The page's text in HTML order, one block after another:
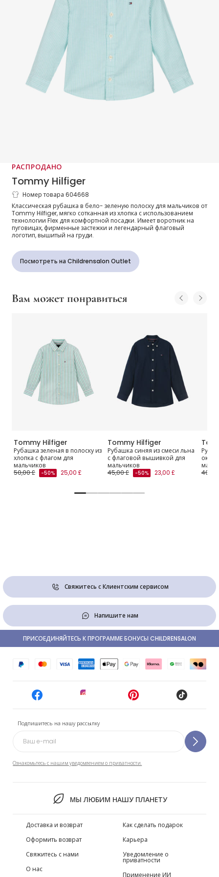
РАСПРОДАНО
Tommy Hilfiger
Рубашка из хлопка в бело-зеленую
полоску для мальчиков
Номер товара 604668
Классическая рубашка в бело- зеленую полоску для мальчиков от
Tommy Hilfiger, мягко сотканная из хлопка с использованием
технологии Flex для комфортной посадки. Имеет воротник на
пуговицах, фирменные застежки и легендарный флаговый
логотип, вышитый на груди.
Посмотреть на Childrensalon Outlet
Вам может понравиться
Tommy Hilfiger
Рубашка зеленая в полоску из
хлопка с флагом для
мальчиков
50,00 £
-50% 25,00 £
Tommy Hilfiger
Рубашка синяя из смеси льна
с флаговой вышивкой для
мальчиков
45,00 £
-50% 23,00 £
40,00
Свяжитесь с Клиентским сервисом
Напишите нам
Подпишитесь на нашу рассылку
Ознакомьтесь с нашим уведомлением о приватности.
МЫ ЛЮБИМ НАШУ ПЛАНЕТУ
ПРИСОЕДИНЯЙТЕСЬ К ПРОГРАММЕ БОНУСЫ CHILDRENSALON
Доставка и возврат
Оформить возврат
Свяжитесь с нами
О нас
Как сделать подарок
Карьера
Уведомление о
приватности
Применение ИИ